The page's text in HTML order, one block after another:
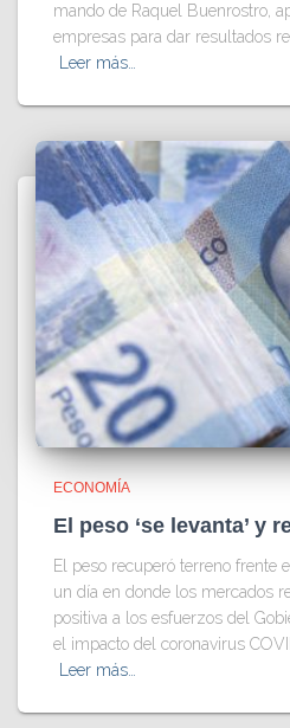
mando de Raquel Buenrostro,
empresas para dar resultados
Leer más…
ECONOMÍA
El peso ‘se levanta’ y
El peso recuperó terreno frente
un día en donde los mercados
positiva a los esfuerzos del
el impacto del coronavirus
Leer más…